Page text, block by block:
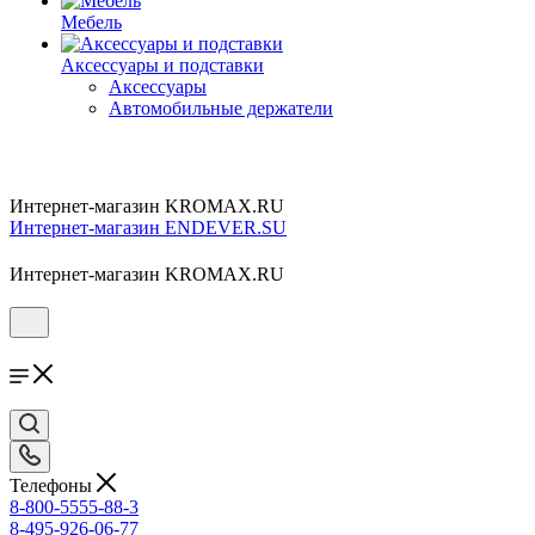
Мебель
Аксессуары и подставки
Аксессуары
Автомобильные держатели
Интернет-магазин KROMAX.RU
Интернет-магазин ENDEVER.SU
Интернет-магазин KROMAX.RU
Телефоны
8-800-5555-88-3
8-495-926-06-77